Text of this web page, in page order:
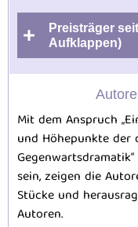
Preisträger
Aufklappen)
Mit dem Anspruch
und Höhepunkte der
sein, zeigen die
Stücke und
Autoren.